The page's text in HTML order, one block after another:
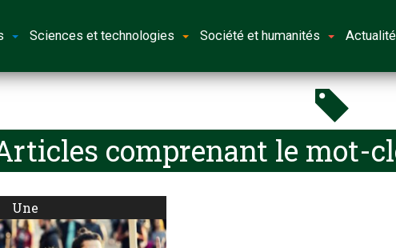
Sciences et technologies Société et humanités
comprenant le mot-
Une